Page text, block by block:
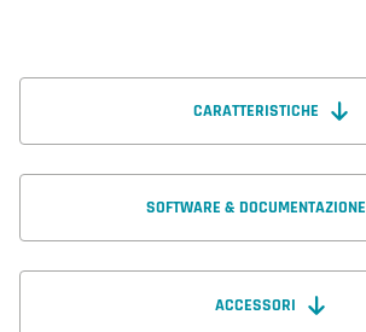
CARATTERISTICHE
SOFTWARE & DOCUMENTAZIONE
ACCESSORI